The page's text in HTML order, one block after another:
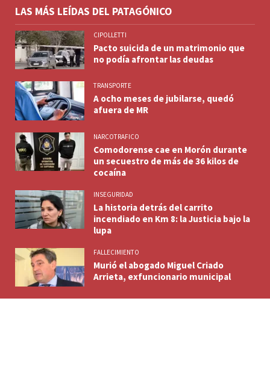
LAS MÁS LEÍDAS DEL PATAGÓNICO
CIPOLLETTI
Pacto suicida de un matrimonio que
no podía afrontar las deudas
TRANSPORTE
A ocho meses de jubilarse, quedó
afuera de MR
NARCOTRAFICO
Comodorense cae en Morón durante
un secuestro de más de 36 kilos de
cocaína
INSEGURIDAD
La historia detrás del carrito
incendiado en Km 8: la Justicia bajo la
lupa
FALLECIMIENTO
Murió el abogado Miguel Criado
Arrieta, exfuncionario municipal